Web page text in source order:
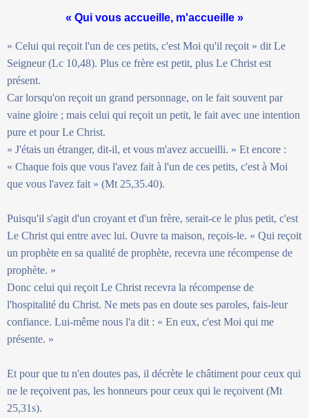
« Qui vous accueille, m'accueille »
« Celui qui reçoit l'un de ces petits, c'est Moi qu'il reçoit » dit Le
Seigneur (Lc 10,48). Plus ce frère est petit, plus Le Christ est
présent.
Car lorsqu'on reçoit un grand personnage, on le fait souvent par
vaine gloire ; mais celui qui reçoit un petit, le fait avec une intention
pure et pour Le Christ.
« J'étais un étranger, dit-il, et vous m'avez accueilli. » Et encore :
« Chaque fois que vous l'avez fait à l'un de ces petits, c'est à Moi
que vous l'avez fait » (Mt 25,35.40).
Puisqu'il s'agit d'un croyant et d'un frère, serait-ce le plus petit, c'est
Le Christ qui entre avec lui. Ouvre ta maison, reçois-le. « Qui reçoit
un prophète en sa qualité de prophète, recevra une récompense de
prophète. »
Donc celui qui reçoit Le Christ recevra la récompense de
l'hospitalité du Christ. Ne mets pas en doute ses paroles, fais-leur
confiance. Lui-même nous l'a dit : « En eux, c'est Moi qui me
présente. »
Et pour que tu n'en doutes pas, il décrète le châtiment pour ceux qui
ne le reçoivent pas, les honneurs pour ceux qui le reçoivent (Mt
25,31s).